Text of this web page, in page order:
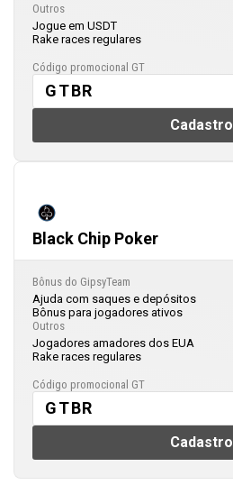
Outros
Jogue em USDT
Rake races regulares
Código promocional GT
GTBR
Cadastro
Black Chip Poker
Bônus do GipsyTeam
Ajuda com saques e depósitos
Bônus para jogadores ativos
Outros
Jogadores amadores dos EUA
Rake races regulares
Código promocional GT
GTBR
Cadastro